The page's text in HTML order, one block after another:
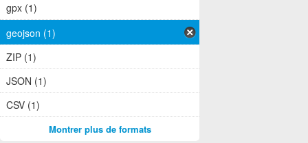
gpx (1)
geojson (1)
ZIP (1)
JSON (1)
CSV (1)
Montrer plus de formats